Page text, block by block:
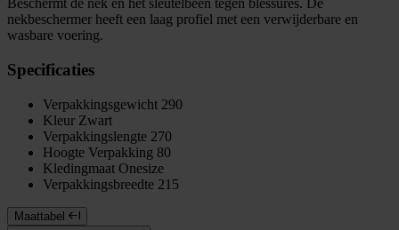
Beschermt de nek en het sleutelbeen tegen blessures. De
nekbeschermer heeft een laag profiel met een verwijderbare en
wasbare voering.
Specificaties
Verpakkingsgewicht 290
Kleur Zwart
Verpakkingslengte 270
Hoogte Verpakking 80
Kledingmaat Onesize
Verpakkingsbreedte 215
Maattabel